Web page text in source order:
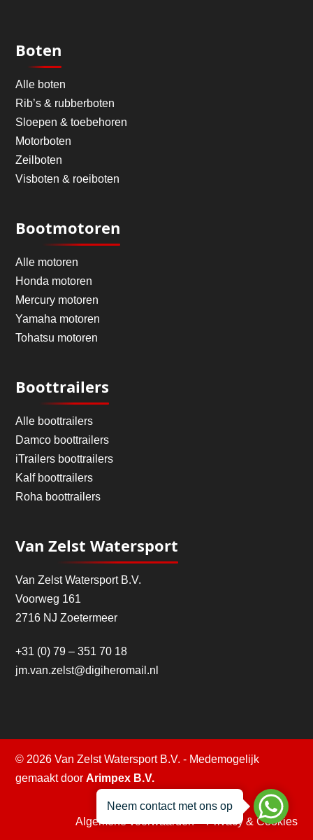
Boten
Alle boten
Rib’s & rubberboten
Sloepen & toebehoren
Motorboten
Zeilboten
Visboten & roeiboten
Bootmotoren
Alle motoren
Honda motoren
Mercury motoren
Yamaha motoren
Tohatsu motoren
Boottrailers
Alle boottrailers
Damco boottrailers
iTrailers boottrailers
Kalf boottrailers
Roha boottrailers
Van Zelst Watersport
Van Zelst Watersport B.V.
Voorweg 161
2716 NJ Zoetermeer
+31 (0) 79 – 351 70 18
jm.van.zelst@digiheromail.nl
© 2026 Van Zelst Watersport B.V. - Medemogelijk
gemaakt doorArimpex B.V.
Algemene voorwaarden–Privacy & Cookies
Neem contact met ons op